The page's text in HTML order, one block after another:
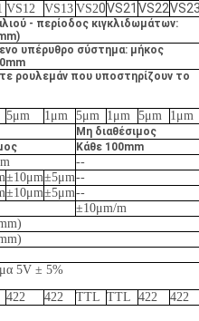
VS12 VS13 VS20VS21 VS22
- περίοδος κιγκλιδωμάτων:
υπέρυθρο σύστημα: μήκος
ρουλεμάν που υποστηρίζουν το
5μm 1μm 5μm 1μm 5μm 1μm
Μη διαθέσιμος
Κάθε 100mm
--
±10μm±5μm--
±10μm±5μm--
±10μm/m
5V ± 5%
422 422 TTL TTL 422 422